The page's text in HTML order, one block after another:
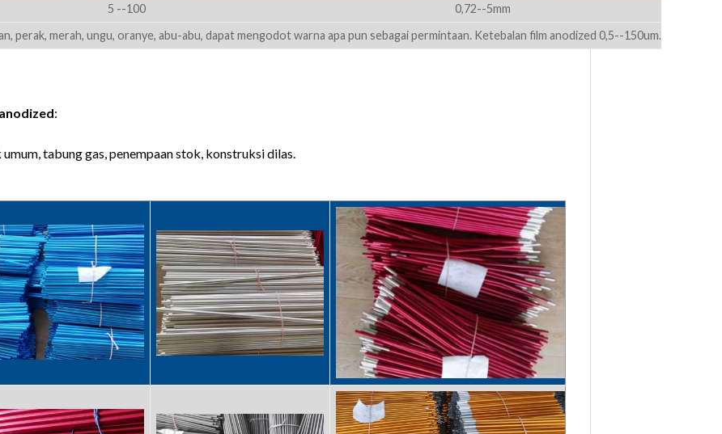
5 --100
0,72--5mm
perak, merah, ungu, oranye, abu-abu, dapat mengodot warna apa pun sebagai permintaan. Ketebalan film anodized 0,5--150um.
:
tabung gas, penempaan stok, konstruksi dilas.